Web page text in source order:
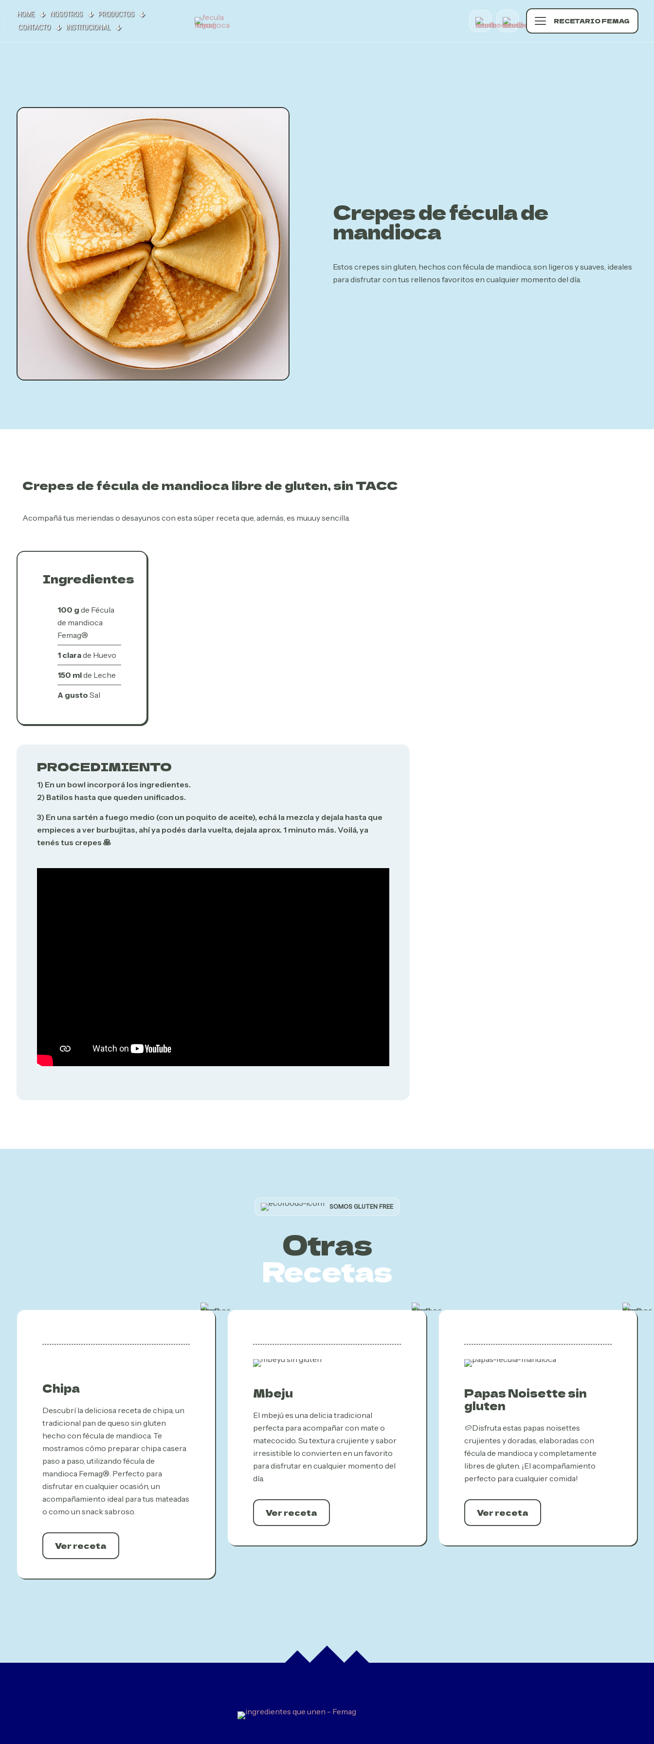
HOME NOSOTROS
PRODUCTOS
CONTACTO
INSTITUCIONAL
RECETARIO FEMAG
Crepes de fécula de
mandioca
Estos crepes sin gluten, hechos con fécula de mandioca, son ligeros y suaves, ideales
para disfrutar con tus rellenos favoritos en cualquier momento del día.
Crepes de fécula de mandioca libre de gluten, sin TACC
Acompañá tus meriendas o desayunos con esta súper receta que, además, es muuuy sencilla.
Ingredientes
100 g de Fécula
de mandioca
Femag®
1 clarade Huevo
150 mlde Leche
A gusto Sal
PROCEDIMIENTO
1) En un bowl incorporá los ingredientes.
2) Batilos hasta que queden unificados.
3) En una sartén a fuego medio (con un poquito de aceite), echá la mezcla y dejala hasta que
empieces a ver burbujitas, ahí ya podés darla vuelta, dejala aprox. 1 minuto más. Voilá, ya
tenés tus crepes 🥞
SOMOS GLUTEN FREE
Otras
Recetas
Chipa
Descubrí la deliciosa receta de chipa, un
tradicional pan de queso sin gluten
hecho con fécula de mandioca. Te
mostramos cómo preparar chipa casera
paso a paso, utilizando fécula de
mandioca Femag®. Perfecto para
disfrutar en cualquier ocasión, un
acompañamiento ideal para tus mateadas
o como un snack sabroso.
Ver receta
Mbeju
El mbejú es una delicia tradicional
perfecta para acompañar con mate o
matecocido. Su textura crujiente y sabor
irresistible lo convierten en un favorito
para disfrutar en cualquier momento del
día.
Ver receta
Papas Noisette sin
gluten
🥔Disfruta estas papas noisettes
crujientes y doradas, elaboradas con
fécula de mandioca y completamente
libres de gluten. ¡El acompañamiento
perfecto para cualquier comida!
Ver receta